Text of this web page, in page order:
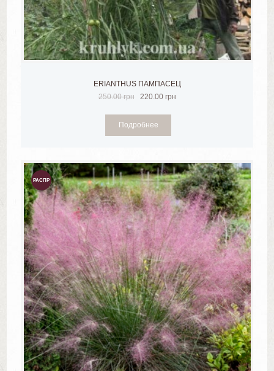
ERIANTHUS ПАМПАСЕЦ
250.00грн 220.00 грн
Подробнее
РАСПР
ОДАЖ
А!